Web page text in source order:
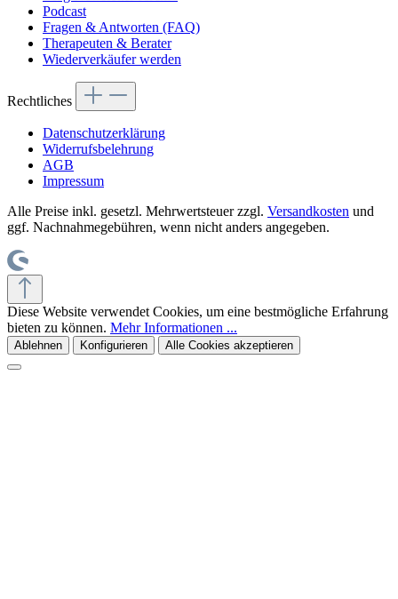
Podcast
Fragen & Antworten (FAQ)
Therapeuten & Berater
Wiederverkäufer werden
Rechtliches
Datenschutzerklärung
Widerrufsbelehrung
AGB
Impressum
Alle Preise inkl. gesetzl. Mehrwertsteuer zzgl. Versandkosten und
ggf. Nachnahmegebühren, wenn nicht anders angegeben.
Diese Website verwendet Cookies, um eine bestmögliche Erfahrung
bieten zu können. Mehr Informationen ...
Ablehnen Konfigurieren Alle Cookies akzeptieren